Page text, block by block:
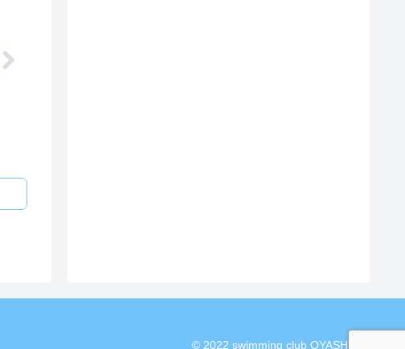
© 2022 swimming club OYASHIO.